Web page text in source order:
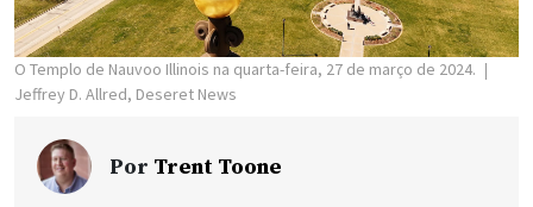
O Templo de Nauvoo Illinois na quarta-feira, 27 de março de 2024.
Jeffrey D. Allred, Deseret News
Por Trent Toone